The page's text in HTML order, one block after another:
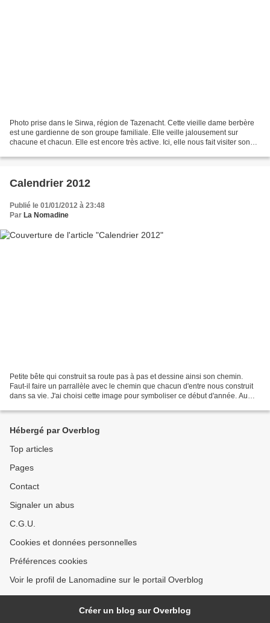
Photo prise dans le Sirwa, région de Tazenacht. Cette vieille dame berbère
est une gardienne de son groupe familiale. Elle veille jalousement sur
chacune et chacun. Elle est encore très active. Ici, elle nous fait visiter son
Calendrier 2012
Publié le 01/01/2012 à 23:48
Par La Nomadine
Petite bête qui construit sa route pas à pas et dessine ainsi son chemin.
Faut-il faire un parrallèle avec le chemin que chacun d'entre nous construit
dans sa vie. J'ai choisi cette image pour symboliser ce début d'année. Au
Hébergé par Overblog
Top articles
Pages
Contact
Signaler un abus
C.G.U.
Cookies et données personnelles
Préférences cookies
Voir le profil de Lanomadine sur le portail Overblog
Créer un blog sur Overblog